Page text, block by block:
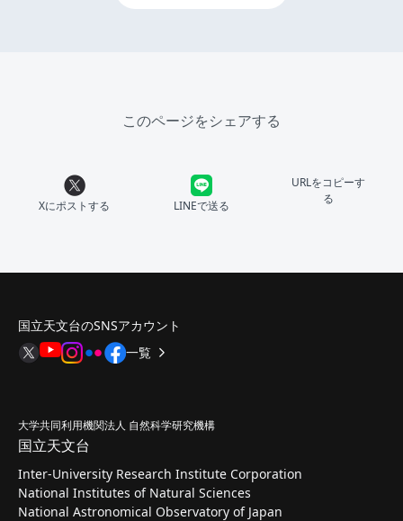
このページをシェアする
Xにポストする LINEで送る
URLをコピーす
る
国立天文台のSNSアカウント
一覧
大学共同利用機関法人 自然科学研究機構
国立天文台
Inter-University Research Institute Corporation
National Institutes of Natural Sciences
National Astronomical Observatory of Japan